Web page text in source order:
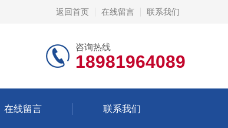
返回首页 在线留言 联系我们
咨询热线
18981964089
在线留言 联系我们